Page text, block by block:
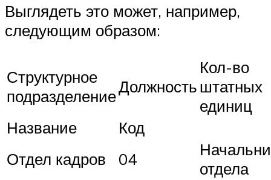
Выглядеть это может, например,
следующим образом:
Структурное
подразделениеДолжность
Кол-во
штатных
единиц
Название
Код
Отдел кадров
04
отдела